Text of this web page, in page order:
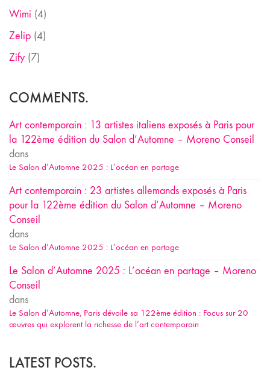
Wimi (4)
Zelip (4)
Zify (7)
COMMENTS.
Art contemporain : 13 artistes italiens exposés à Paris pour
la 122ème édition du Salon d’Automne – Moreno Conseil
dans
Le Salon d’Automne 2025 : L’océan en partage
Art contemporain : 23 artistes allemands exposés à Paris
pour la 122ème édition du Salon d’Automne – Moreno
Conseil
dans
Le Salon d’Automne 2025 : L’océan en partage
Le Salon d’Automne 2025 : L’océan en partage – Moreno
Conseil
dans
Le Salon d’Automne, Paris dévoile sa 122ème édition : Focus sur 20
œuvres qui explorent la richesse de l’art contemporain
LATEST POSTS.